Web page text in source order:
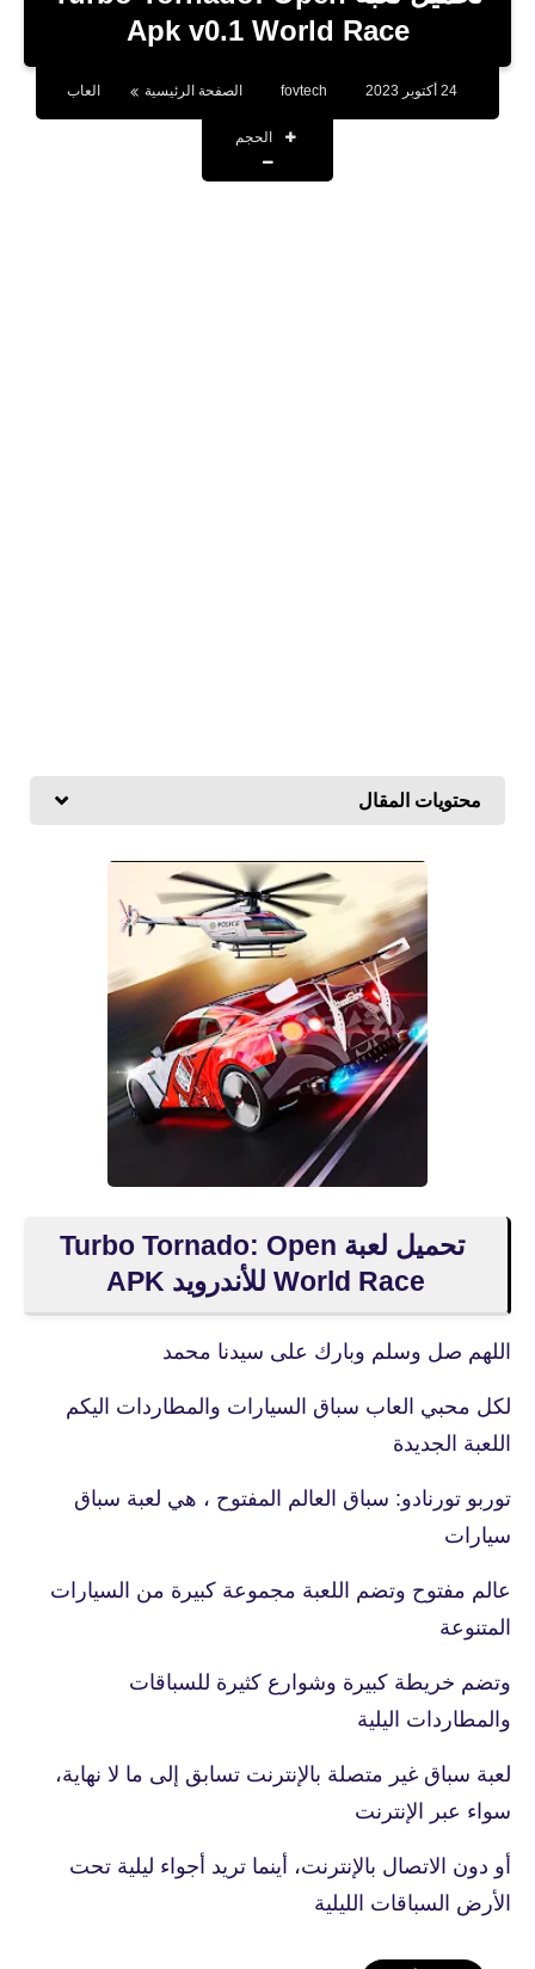
World Race‏ Apk v0.1
24 أكتوبر 2023 fovtech الصفحة الرئيسية العاب
الحجم
محتويات المقال
تحميل لعبة Turbo Tornado: Open
World Race‏ للأندرويد APK
اللهم صل وسلم وبارك على سيدنا محمد
لكل محبي العاب سباق السيارات والمطاردات اليكم
اللعبة الجديدة
توربو تورنادو: سباق العالم المفتوح ، هي لعبة سباق
سيارات
عالم مفتوح وتضم اللعبة مجموعة كبيرة من السيارات
المتنوعة
وتضم خريطة كبيرة وشوارع كثيرة للسباقات
والمطاردات اليلية
لعبة سباق غير متصلة بالإنترنت تسابق إلى ما لا نهاية،
سواء عبر الإنترنت
أو دون الاتصال بالإنترنت، أينما تريد أجواء ليلية تحت
الأرض السباقات الليلية